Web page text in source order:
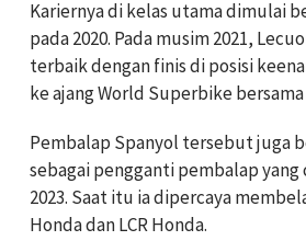
Kariernya di kelas utama dimulai
pada 2020. Pada musim 2021,
terbaik dengan finis di posisi
ke ajang World Superbike bersama
Pembalap Spanyol tersebut juga
sebagai pengganti pembalap yang
2023. Saat itu ia dipercaya
Honda dan LCR Honda.